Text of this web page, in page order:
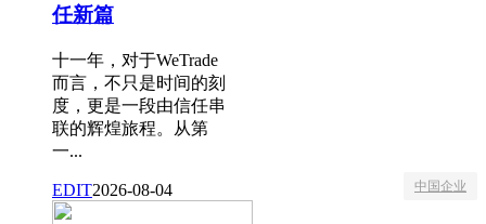
任新篇
十一年，对于WeTrade
而言，不只是时间的刻
度，更是一段由信任串
联的辉煌旅程。从第
一...
EDIT2026-08-04 中国企业